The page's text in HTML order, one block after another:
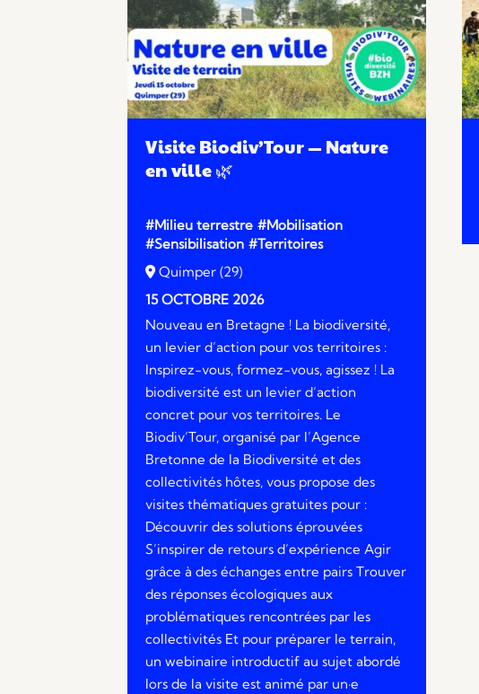
Visite Biodiv’Tour — Nature
en ville 🌿
#Milieu terrestre #Mobilisation
#Sensibilisation #Territoires
Quimper (29)
15 OCTOBRE 2026
Nouveau en Bretagne ! La biodiversité,
un levier d’action pour vos territoires :
Inspirez-vous, formez-vous, agissez ! La
biodiversité est un levier d’action
concret pour vos territoires. Le
Biodiv’Tour, organisé par l’Agence
Bretonne de la Biodiversité et des
collectivités hôtes, vous propose des
visites thématiques gratuites pour :
Découvrir des solutions éprouvées
S’inspirer de retours d’expérience Agir
grâce à des échanges entre pairs Trouver
des réponses écologiques aux
problématiques rencontrées par les
collectivités Et pour préparer le terrain,
un webinaire introductif au sujet abordé
lors de la visite est animé par un·e